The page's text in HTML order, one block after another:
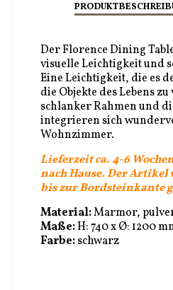
Der Florence Dining
visuelle Leichtigkeit und
Eine Leichtigkeit, die es
die Objekte des Lebens
schlanker Rahmen und
integrieren sich
Wohnzimmer.
Lieferzeit ca. 4-6
nach Hause. Der
bis zur Bordsteinkante
Material:Marmor,
Maße:H: 740 x Ø: 1200
Farbe:schwarz